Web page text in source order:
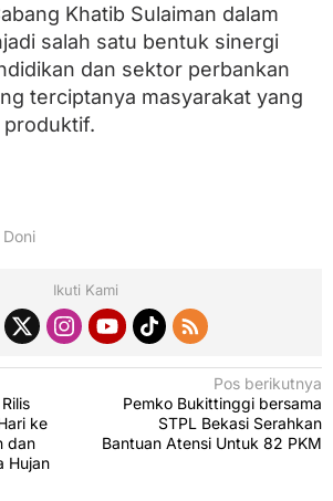
Khatib Sulaiman dalam
salah satu bentuk sinergi
dan sektor perbankan
terciptanya masyarakat yang
produktif.
Ikuti Kami
ke
dan
Hujan
Pos berikutnya
Pemko Bukittinggi bersama
STPL Bekasi Serahkan
Bantuan Atensi Untuk 82 PKM